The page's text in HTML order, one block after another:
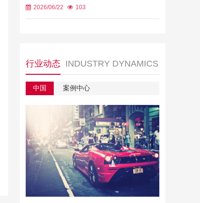
2026/06/22 103
行业动态 INDUSTRY DYNAMICS
中国 案例中心